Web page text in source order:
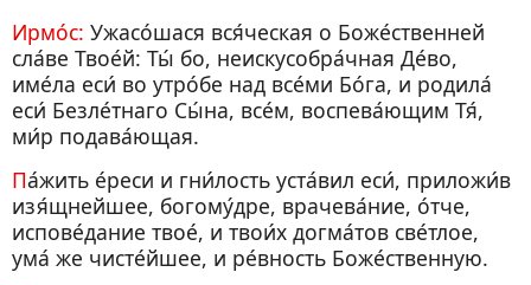
Ирмо́с: Ужасо́шася вся́ческая о Боже́ственней
сла́ве Твое́й: Ты́ бо, неискусобра́чная Де́во,
име́ла еси́ во утро́бе над все́ми Бо́га, и родила́
еси́ Безле́тнаго Сы́на, все́м, воспева́ющим Тя́,
ми́р подава́ющая.
Па́жить е́реси и гни́лость уста́вил еси́, приложи́в
изя́щнейшее, богому́дре, врачева́ние, о́тче,
испове́дание твое́, и твои́х догма́тов све́тлое,
ума́ же чисте́йшее, и ре́вность Боже́ственную.